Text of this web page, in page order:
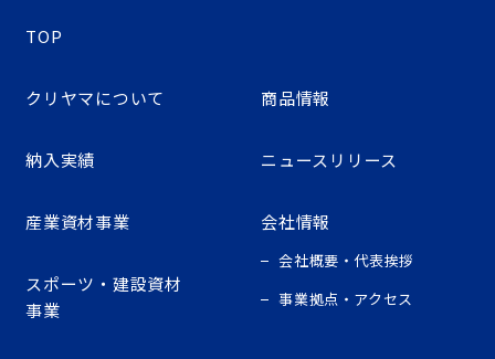
TOP
クリヤマについて 商品情報
納入実績 ニュースリリース
産業資材事業
スポーツ・建設資材
事業
会社情報
会社概要・代表挨拶
事業拠点・アクセス